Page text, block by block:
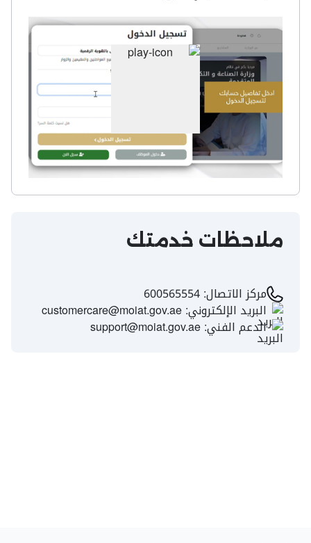
ملاحظات خدمتك
مركز الاتصال:600565554
البريد الإلكتروني:customercare@moiat.gov.ae
الدعم الفني:support@moiat.gov.ae